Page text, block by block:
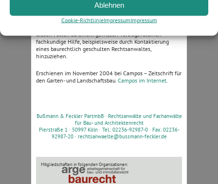
Ablehnen
Cookie-RichtlinieImpressumImpressum
nicht, ein offensichtlich mangelhaftes Werk, welches
jedem Falle weiteren Ärger nach sich zieht. Im Hinblick auf
diesen Fällen ab einem gewissen Vertragsvolumen
fachkundige Hilfe, beispielsweise durch Kontaktierung
eines baurechtlich geschulten Rechtsanwaltes,
hinzuziehen.
Erschienen im November 2004 bei Campos – Zeitschrift für
den Garten- und Landschaftsbau. Campos im Internet.
Bußmann & Feckler PartmbB · Rechtsanwälte und Fachanwälte
für Bau- und Architektenrecht
Pierstraße 1 · 50997 Köln · Tel.: 02236-92987-0 · Fax: 02236-
92987-20 · rechtsanwaelte@bussmann-feckler.de
Mitgliedschaften in folgenden Organisationen: